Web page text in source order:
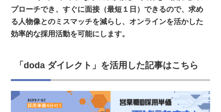
プローチでき、すぐに面接（最短１日）できるので、求め
る人物像とのミスマッチを減らし、オンラインを活かした
効率的な採用活動を可能にします。
「doda ダイレクト」を活用した記事はこちら